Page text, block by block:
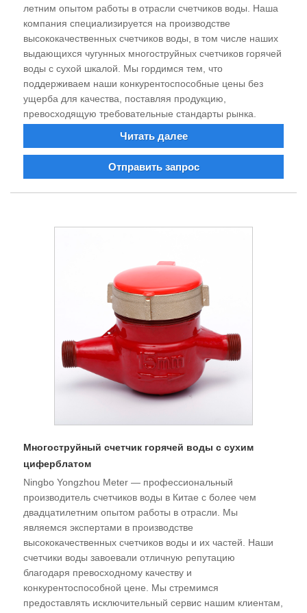
летним опытом работы в отрасли счетчиков воды. Наша
компания специализируется на производстве
высококачественных счетчиков воды, в том числе наших
выдающихся чугунных многоструйных счетчиков горячей
воды с сухой шкалой. Мы гордимся тем, что
поддерживаем наши конкурентоспособные цены без
ущерба для качества, поставляя продукцию,
превосходящую требовательные стандарты рынка.
Читать далее
Отправить запрос
Многоструйный счетчик горячей воды с сухим
циферблатом
Ningbo Yongzhou Meter — профессиональный
производитель счетчиков воды в Китае с более чем
двадцатилетним опытом работы в отрасли. Мы
являемся экспертами в производстве
высококачественных счетчиков воды и их частей. Наши
счетчики воды завоевали отличную репутацию
благодаря превосходному качеству и
конкурентоспособной цене. Мы стремимся
предоставлять исключительный сервис нашим клиентам,